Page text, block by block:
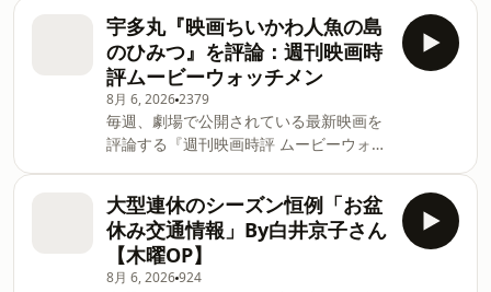
対面の人といきなり打ち解けた」「相手
から一気に距離を詰められた」など、
「人との距離感」に関するエピソードを
紹介していく、新コーナーです！ Learn
more about your ad choices. Visit
podcastchoices.com/adchoices
宇多丸『映画ちいかわ人魚の島
のひみつ』を評論：週刊映画時
評ムービーウォッチメン
8月 6, 20262379
毎週、劇場で公開されている最新映画を
評論する『週刊映画時評 ムービーウォッ
かわ人魚の島のひみつ』 Learn more
about your ad choices. Visit
podcastchoices.com/adchoices
大型連休のシーズン恒例「お盆
休み交通情報」By白井京子さん
【木曜OP】
8月 6, 2026924